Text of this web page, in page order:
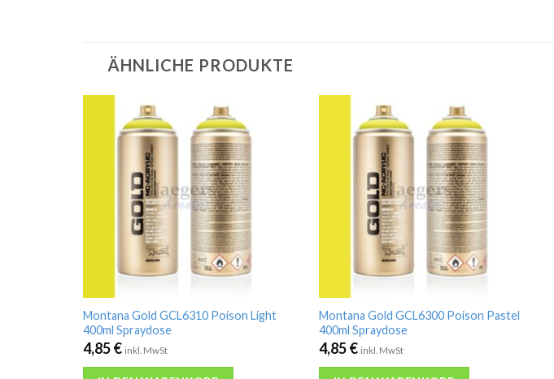
ÄHNLICHE PRODUKTE
Montana Gold GCL6310 Poison Light
400ml Spraydose
4,85€ inkl. MwSt
Montana Gold GCL6300 Poison Pastel
400ml Spraydose
4,85€ inkl. MwSt